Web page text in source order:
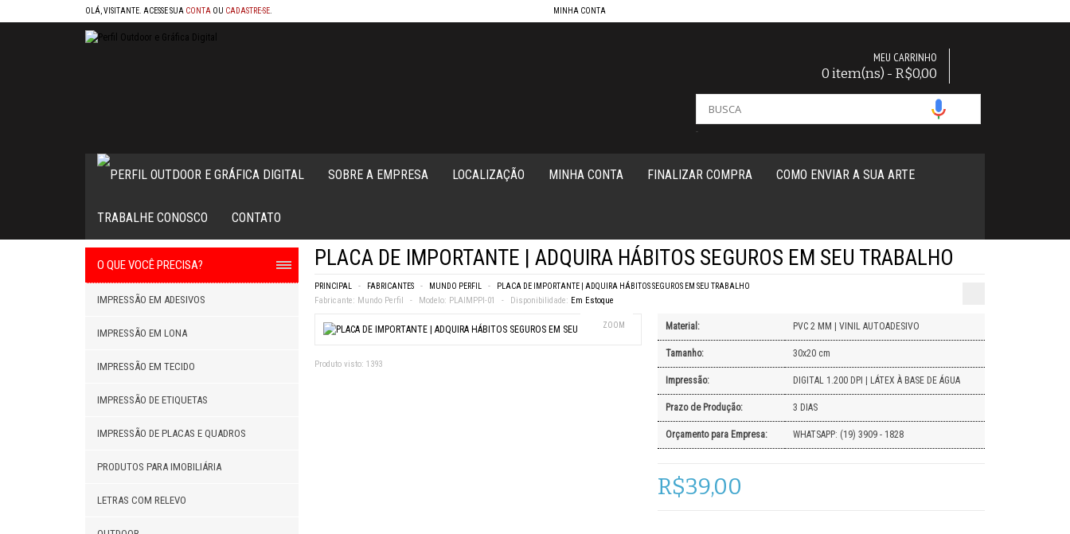
OLÁ, VISITANTE. ACESSE SUA CONTA OU CADASTRE-SE MINHA CONTA
MEU CARRINHO
0 item(ns) - R$0,00
-
SOBRE A EMPRESA LOCALIZAÇÃO MINHA CONTA FINALIZAR COMPRA COMO ENVIAR A SUA ARTE
TRABALHE CONOSCO CONTATO
O QUE VOCÊ PRECISA?
IMPRESSÃO EM ADESIVOS
IMPRESSÃO EM LONA
IMPRESSÃO EM TECIDO
IMPRESSÃO DE ETIQUETAS
IMPRESSÃO DE PLACAS E QUADROS
PRODUTOS PARA IMOBILIÁRIA
LETRAS COM RELEVO
PLACA DE IMPORTANTE | ADQUIRA HÁBITOS SEGUROS EM SEU TRABALHO
PRINCIPAL FABRICANTES MUNDO PERFIL PLACA DE IMPORTANTE | ADQUIRA HÁBITOS SEGUROS EM SEU TRABALHO
Fabricante: Mundo Perfil Modelo: PLAIMPPI-01 Disponibilidade: Em Estoque
ZOOM
Produto visto: 1393
Material: PVC 2 MM | VINIL AUTOADESIVO
Tamanho: 30x20 cm
Impressão: DIGITAL 1.200 DPI | LÁTEX À BASE DE ÁGUA
Prazo de Produção: 3 DIAS
Orçamento para Empresa: WHATSAPP: (19) 3909 - 1828
R$39,00